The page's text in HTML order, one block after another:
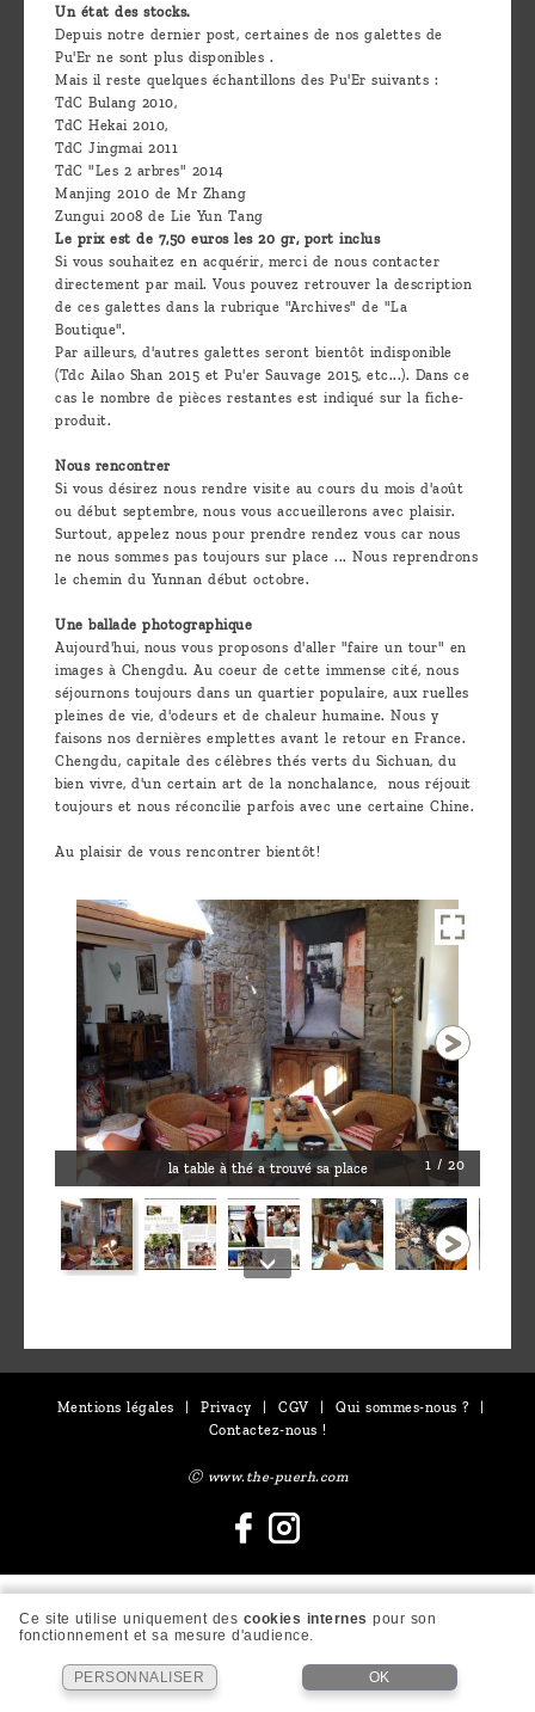
Un état des stocks.
Depuis notre dernier post, certaines de nos galettes de
Pu'Er ne sont plus disponibles .
Mais il reste quelques échantillons des Pu'Er suivants :
TdC Bulang 2010,
TdC Hekai 2010,
TdC Jingmai 2011
TdC "Les 2 arbres" 2014
Manjing 2010 de Mr Zhang
Zungui 2008 de Lie Yun Tang
Le prix est de 7,50 euros les 20 gr, port inclus
Si vous souhaitez en acquérir, merci de nous contacter
directement par mail. Vous pouvez retrouver la description
de ces galettes dans la rubrique "Archives" de "La
Boutique".
Par ailleurs, d'autres galettes seront bientôt indisponible
(Tdc Ailao Shan 2015 et Pu'er Sauvage 2015, etc...). Dans ce
cas le nombre de pièces restantes est indiqué sur la fiche-
produit.
Nous rencontrer
Si vous désirez nous rendre visite au cours du mois d'août
ou début septembre, nous vous accueillerons avec plaisir.
Surtout, appelez nous pour prendre rendez vous car nous
ne nous sommes pas toujours sur place ... Nous reprendrons
le chemin du Yunnan début octobre.
Une ballade photographique
Aujourd'hui, nous vous proposons d'aller "faire un tour" en
images à Chengdu. Au coeur de cette immense cité, nous
séjournons toujours dans un quartier populaire, aux ruelles
pleines de vie, d'odeurs et de chaleur humaine. Nous y
faisons nos dernières emplettes avant le retour en France.
Chengdu, capitale des célèbres thés verts du Sichuan, du
bien vivre, d'un certain art de la nonchalance, nous réjouit
toujours et nous réconcilie parfois avec une certaine Chine.
Au plaisir de vous rencontrer bientôt!
la table à thé a trouvé sa place 1 / 20
Mentions légales Privacy CGV Qui sommes-nous ?
Contactez-nous !
Ⓒ www.the-puerh.com
Ce site utilise uniquement des cookies internes pour son
fonctionnement et sa mesure d'audience.
PERSONNALISER OK